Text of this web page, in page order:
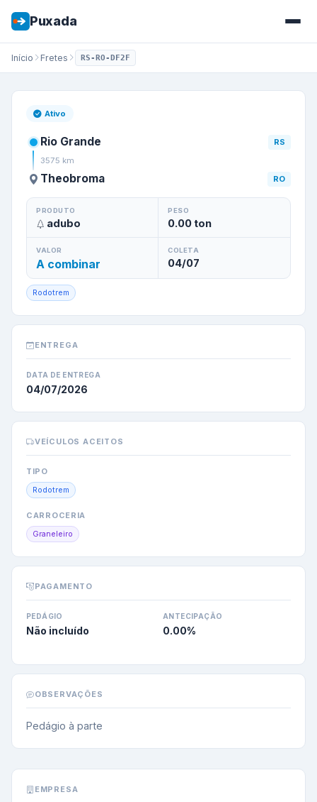
Puxada
Início Fretes RS-RO-DF2F
Frete de
Ativo
Rio Grande
RS
3575 km
Theobroma RO
PRODUTO
adubo
PESO
0.00ton
VALOR
A combinar
COLETA
04/07
Rodotrem
ENTREGA
DATA DE ENTREGA
04/07/2026
VEÍCULOS ACEITOS
TIPO
Rodotrem
CARROCERIA
Graneleiro
PAGAMENTO
PEDÁGIO
Não incluído
ANTECIPAÇÃO
0.00%
OBSERVAÇÕES
Pedágio à parte
EMPRESA